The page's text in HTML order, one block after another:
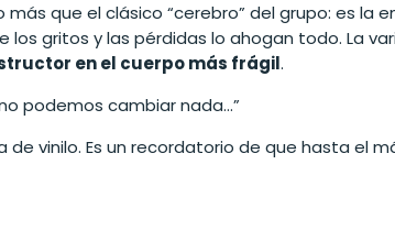
que el clásico “cerebro” del grupo: es la
los gritos y las pérdidas lo ahogan todo. La
en el cuerpo más frágil.
podemos cambiar nada…”
de vinilo. Es un recordatorio de que hasta